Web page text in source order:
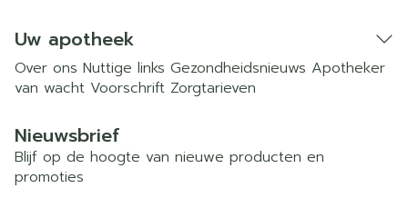
Uw apotheek
Over ons Nuttige links Gezondheidsnieuws Apotheker
van wacht Voorschrift Zorgtarieven
Nieuwsbrief
Blijf op de hoogte van nieuwe producten en
promoties